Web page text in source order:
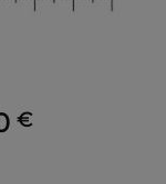
€Aktueller